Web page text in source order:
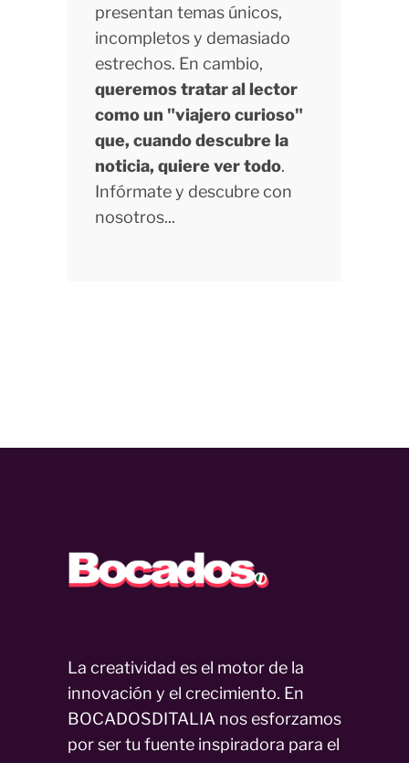
presentan temas únicos,
incompletos y demasiado
estrechos. En cambio,
queremos tratar al lector
como un "viajero curioso"
que, cuando descubre la
noticia, quiere ver todo.
Infórmate y descubre con
nosotros...
La creatividad es el motor de la
innovación y el crecimiento. En
BOCADOSDITALIA nos esforzamos
por ser tu fuente inspiradora para el